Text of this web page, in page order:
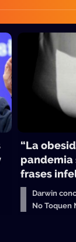
“La
pandemia
frases
Darwin
No